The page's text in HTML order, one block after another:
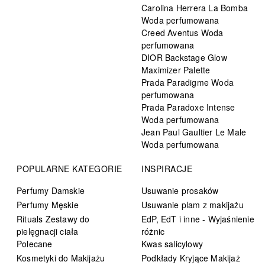
Carolina Herrera La Bomba
Woda perfumowana
Creed Aventus Woda
perfumowana
DIOR Backstage Glow
Maximizer Palette
Prada Paradigme Woda
perfumowana
Prada Paradoxe Intense
Woda perfumowana
Jean Paul Gaultier Le Male
Woda perfumowana
POPULARNE KATEGORIE
Perfumy Damskie
Perfumy Męskie
Rituals Zestawy do
pielęgnacji ciała
Polecane
Kosmetyki do Makijażu
INSPIRACJE
Usuwanie prosaków
Usuwanie plam z makijażu
EdP, EdT i inne - Wyjaśnienie
różnic
Kwas salicylowy
Podkłady Kryjące Makijaż